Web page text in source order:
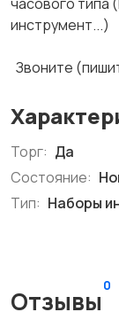
инструмент...)
Звоните
Торг: Да
Состояние:
Тип: Наборы
Отзывы
0